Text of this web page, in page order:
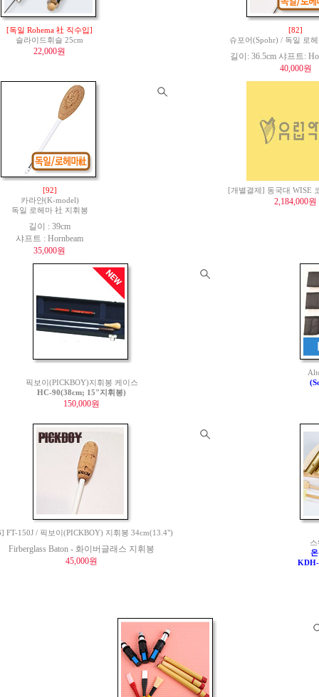
[독일 Rohema 社 직수입]
슬라이드휘슬 25cm
22,000원
[82]
슈포어(Spohr) / 독일 로
길이: 36.5cm 샤프트:
40,000원
[92]
카라얀(K-model)
독일 로헤마 社 지휘봉
길이 : 39cm
샤프트 : Hornbeam
35,000원
[개별결제] 동국대 WISE
2,184,000원
픽보이(PICKBOY)지휘봉 케이스
HC-90(38cm; 15"지휘봉)
150,000원
FT-150J / 픽보이(PICKBOY) 지휘봉 34cm(13.4")
Firberglass Baton - 화이버글래스 지휘봉
45,000원
KDH-